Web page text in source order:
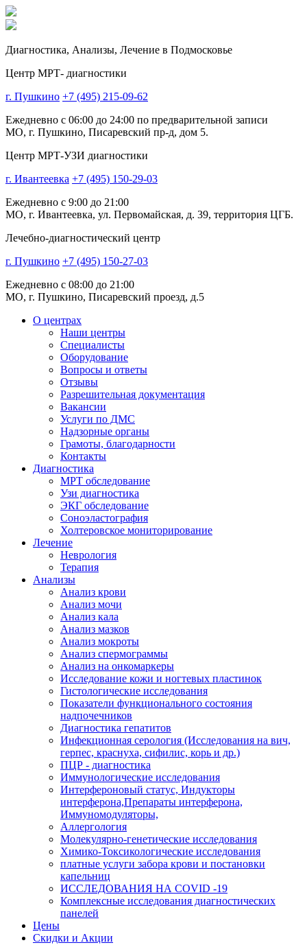
Диагностика, Анализы, Лечение в Подмосковье
Центр МРТ- диагностики
г. Пушкино +7 (495) 215-09-62
Ежедневно с 06:00 до 24:00 по предварительной записи
МО, г. Пушкино, Писаревский пр-д, дом 5.
Центр МРТ-УЗИ диагностики
г. Ивантеевка +7 (495) 150-29-03
Ежедневно с 9:00 до 21:00
МО, г. Ивантеевка, ул. Первомайская, д. 39, территория ЦГБ.
Лечебно-диагностический центр
г. Пушкино +7 (495) 150-27-03
Ежедневно с 08:00 до 21:00
МО, г. Пушкино, Писаревский проезд, д.5
О центрах
Наши центры
Специалисты
Оборудование
Вопросы и ответы
Отзывы
Разрешительная документация
Вакансии
Услуги по ДМС
Надзорные органы
Грамоты, благодарности
Контакты
Диагностика
МРТ обследование
Узи диагностика
ЭКГ обследование
Соноэластография
Холтеровское мониторирование
Лечение
Неврология
Терапия
Анализы
Анализ крови
Анализ мочи
Анализ кала
Анализ мазков
Анализ мокроты
Анализ спермограммы
Анализ на онкомаркеры
Исследование кожи и ногтевых пластинок
Гистологические исследования
Показатели функционального состояния
надпочечников
Диагностика гепатитов
Инфекционная серология (Исследования на вич,
герпес, краснуха, сифилис, корь и др.)
ПЦР - диагностика
Иммунологические исследования
Интерфероновый статус, Индукторы
интерферона,Препараты интерферона,
Иммуномодуляторы,
Аллергология
Молекулярно-генетические исследования
Химико-Токсикологические исследования
платные услуги забора крови и постановки
капельниц
ИССЛЕДОВАНИЯ НА COVID -19
Комплексные исследования диагностических
панелей
Цены
Скидки и Акции